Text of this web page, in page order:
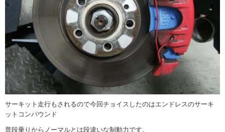
サーキット走行もされるので今回チョイスしたのはエンドレスのサーキ
ットコンパウンド
普段乗りからノーマルとは段違いな制動力です。